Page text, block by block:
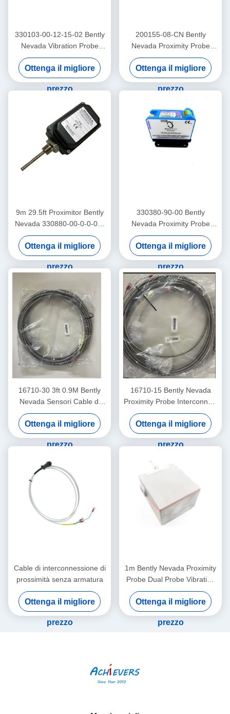
330103-00-12-15-02 Bently
Nevada Vibration Probe
3300 Xl Proximitor Sensor
Ottenga il migliore
prezzo
200155-08-CN Bently
Nevada Proximity Probe
Trendmaster Pro
Accelerometer a bassa
frequenza
Ottenga il migliore
prezzo
9m 29.5ft Proximitor Bently
Nevada 330880-00-0-0-03-
02 PROXPAC Proximity
Transducer Assemblaggio
Ottenga il migliore
prezzo
330380-90-00 Bently
Nevada Proximity Probe
3300 XL Sensore di
Proximità ad Alta
Temperatura
Ottenga il migliore
prezzo
16710-30 3ft 0.9M Bently
Nevada Sensori Cable di
interconnessione
Ottenga il migliore
prezzo
16710-15 Bently Nevada
Proximity Probe Interconnect
Cable con armatura -15 - C
Ottenga il migliore
prezzo
Cable di interconnessione di
prossimità senza armatura
Ottenga il migliore
prezzo
1m Bently Nevada Proximity
Probe Dual Probe Vibration
Sensor 26530-12-10-00-
000-309-00-03-01
Ottenga il migliore
prezzo